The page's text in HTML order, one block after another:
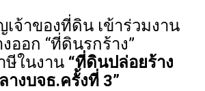
จ้าของที่ดิน เข้าร่วมงาน
ออก “ที่ดินรกร้าง”
ษีในงาน “ที่ดินปล่อยร้าง
งบจธ.ครั้งที่ 3”